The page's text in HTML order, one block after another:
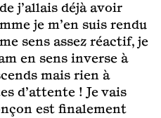
j’allais déjà avoir
je m’en suis rendu
sens assez réactif, je
en sens inverse à
mais rien à
d’attente ! Je vais
est finalement